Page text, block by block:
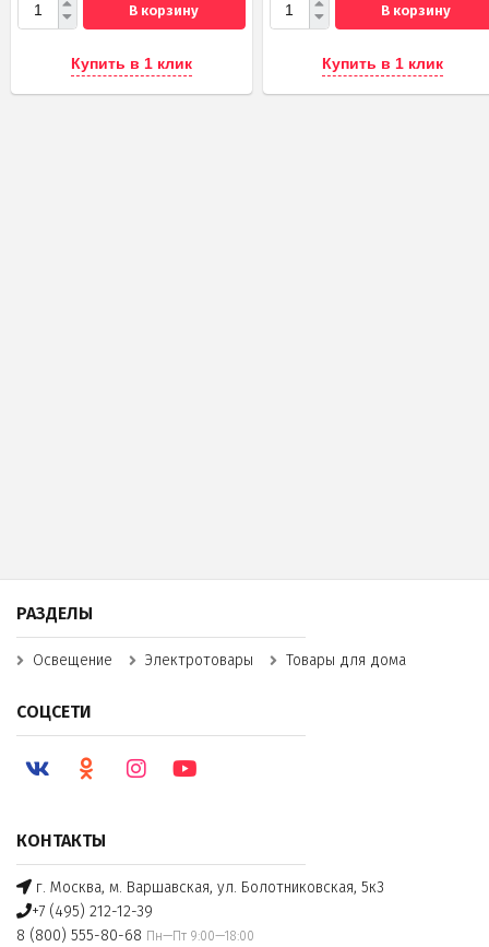
В корзину
Купить в 1 клик
В корзину
Купить в 1 клик
КОНТАКТЫ
г. Москва, м. Варшавская, ул. Болотниковская, 5к3
+7 (495) 212-12-39
8 (800) 555-80-68 Пн—Пт 9:00—18:00
РАЗДЕЛЫ
Освещение Электротовары Товары для дома
СОЦСЕТИ